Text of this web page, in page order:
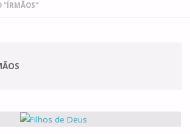
"ÍRMÃOS"